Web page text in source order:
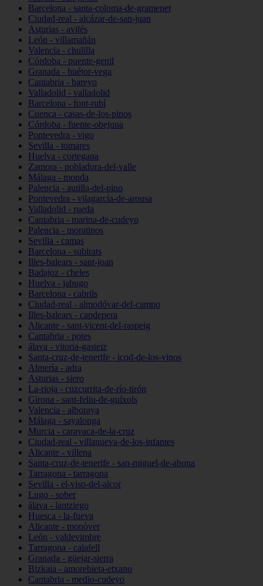
Barcelona - santa-coloma-de-gramenet
Ciudad-real - alcázar-de-san-juan
Asturias - avilés
León - villamañán
Valencia - chulilla
Córdoba - puente-genil
Granada - huétor-vega
Cantabria - bareyo
Valladolid - valladolid
Barcelona - font-rubí
Cuenca - casas-de-los-pinos
Córdoba - fuente-obejuna
Pontevedra - vigo
Sevilla - tomares
Huelva - cortegana
Zamora - pobladura-del-valle
Málaga - monda
Palencia - autilla-del-pino
Pontevedra - vilagarcía-de-arousa
Valladolid - rueda
Cantabria - marina-de-cudeyo
Palencia - moratinos
Sevilla - camas
Barcelona - subirats
Illes-balears - sant-joan
Badajoz - cheles
Huelva - jabugo
Barcelona - cabrils
Ciudad-real - almodóvar-del-campo
Illes-balears - capdepera
Alicante - sant-vicent-del-raspeig
Cantabria - potes
álava - vitoria-gasteiz
Santa-cruz-de-tenerife - icod-de-los-vinos
Almería - adra
Asturias - siero
La-rioja - cuzcurrita-de-río-tirón
Girona - sant-feliu-de-guíxols
Valencia - alboraya
Málaga - sayalonga
Murcia - caravaca-de-la-cruz
Ciudad-real - villanueva-de-los-infantes
Alicante - villena
Santa-cruz-de-tenerife - san-miguel-de-abona
Tarragona - tarragona
Sevilla - el-viso-del-alcor
Lugo - sober
álava - lantziego
Huesca - la-fueva
Alicante - monòver
León - valdevimbre
Tarragona - calafell
Granada - güejar-sierra
Bizkaia - amorebieta-etxano
Cantabria - medio-cudeyo